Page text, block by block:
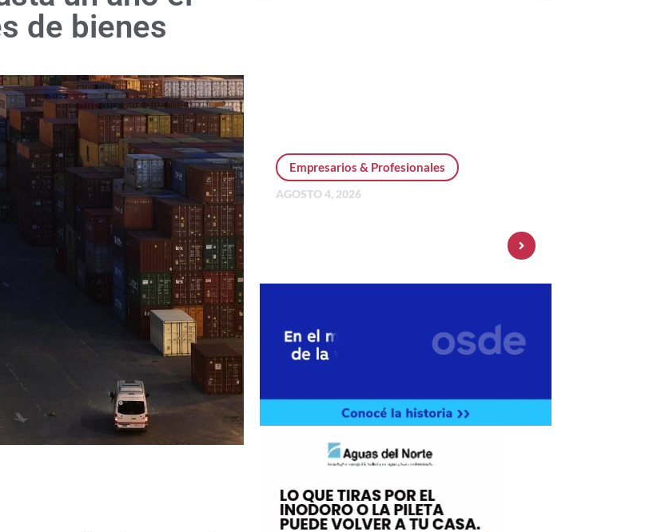
de bienes
Empresarios & Profesionales
AGOSTO 4, 2026